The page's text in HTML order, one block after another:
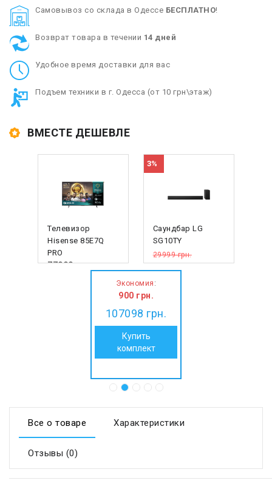
Cамовывоз со склада в Одессе БЕСПЛАТНО!
Возврат товара в течении 14 дней
Удобное время доставки для вас
Подъем техники в г. Одесса (от 10 грн\этаж)
ВМЕСТЕ ДЕШЕВЛЕ
Телевизор
Hisense 85E7Q
PRO
77999грн.
3%
Саундбар LG
SG10TY
29999 грн.
29099грн.
Экономия :
900 грн.
107098 грн.
Купить
комплект
Все о товаре Характеристики
Отзывы (0)